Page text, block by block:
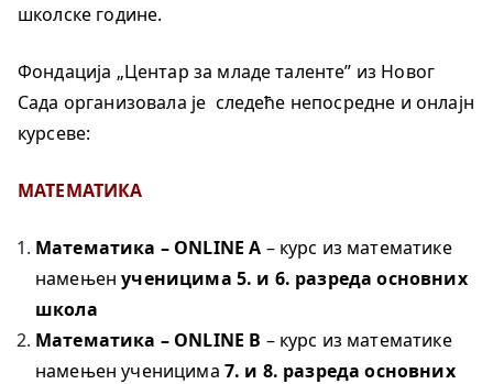
школске године.
Фондација „Центар за младе таленте” из Новог
Сада организовала је следеће непосредне и онлајн
курсеве:
МАТЕМАТИКА
Математика – ONLINE A – курс из математике
намењенученицима 5. и 6. разреда основних
школа
Математика – ONLINE B – курс из математике
намењен ученицима 7. и 8. разреда основних